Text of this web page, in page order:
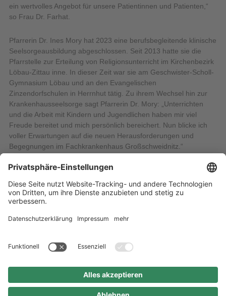
ein wertvolles Angebot für unsere Patientinnen und Patienten,“
so Frau Dr. Farhat.
Pfarrerin Dr. Ines Mory hat 2023 eine berufsbegleitende klinische
Seelsorgeausbildung abgeschlossen. Seit 2013 hatte sie die
Pfarrstelle zur Erteilung von Religionsunterricht im Kirchenbezirk
Löbau-Zittau inne. In dieser Zeit war sie am Geschwister-Scholl-
Gymnasium Löbau und an den Evangelischen
Zinzendorfschulen in Herrnhut tätig. Zu ihrem Wechsel hin zur
Krankenhausseelsorge sagt Pfarrerin Dr. Mory: „Unterrichten
und die Arbeit mit Kindern und Jugendlichen haben mir viel
Freude bereitet und mich persönlich bereichert. Nun blicke ich
voller Erwartungen auf die neuen Herausforderungen und
Begegnungen im Fachkrankenhaus Großschweidnitz.“
Die Kirche ist barrierefrei zugänglich. Besucher nutzen bitte die
Parkplätze außerhalb des Krankenhausgeländes.
26.06.2024
Inhaltsübersicht Impressum